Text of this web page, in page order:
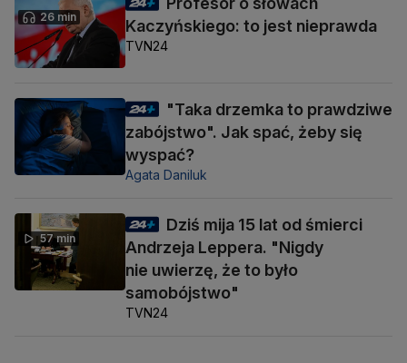
26 min
Kaczyńskiego: to jest nieprawda
TVN24
"Taka drzemka to prawdziwe
zabójstwo". Jak spać, żeby się
wyspać?
Agata Daniluk
57 min
Dziś mija 15 lat od śmierci
Andrzeja Leppera. "Nigdy
nie uwierzę, że to było
samobójstwo"
TVN24